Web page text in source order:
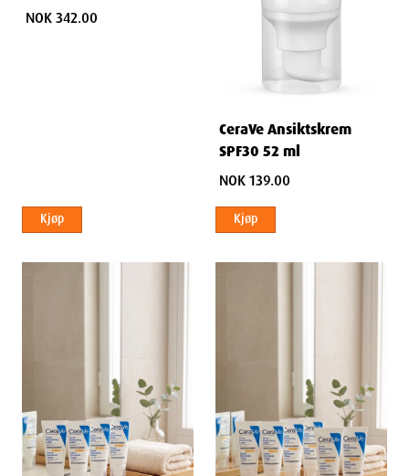
50ml
NOK 342.00
Kjøp
CeraVe Ansiktskrem
SPF30 52 ml
NOK 139.00
Kjøp